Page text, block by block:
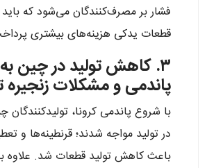
فشار بر مصرف‌کنندگان می‌شود که باید
قطعات یدکی هزینه‌های بیشتری
۳. کاهش تولید در چین
پاندمی و مشکلات زنجیره
با شروع پاندمی کرونا، تولیدکنندگان
در تولید مواجه شدند؛ قرنطینه‌ها و
باعث کاهش تولید قطعات شد. علاوه